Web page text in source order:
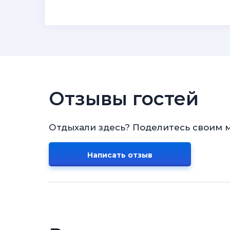
Отзывы гостей
Отдыхали здесь? Поделитесь своим
Написать отзыв